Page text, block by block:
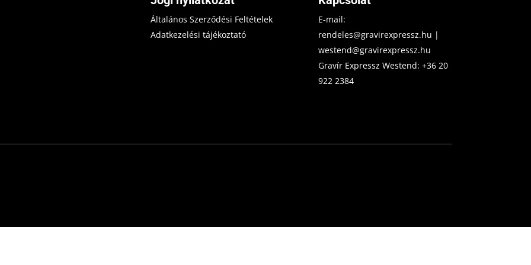
Általános Szerződési Feltételek
Adatkezelési tájékoztató
E-mail:
rendeles@gravirexpressz.hu |
westend@gravirexpressz.hu
Gravír Expressz Westend:+36 20
922 2384